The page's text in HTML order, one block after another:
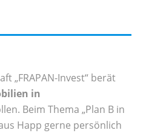
„FRAPAN-Invest“ berät
in
Beim Thema „Plan B in
Happ gerne persönlich